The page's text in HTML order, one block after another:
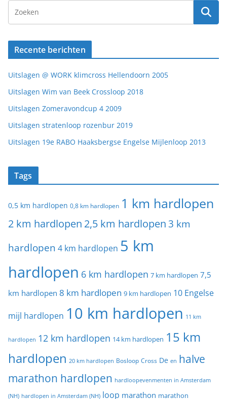
Recente berichten
Uitslagen @ WORK klimcross Hellendoorn 2005
Uitslagen Wim van Beek Crossloop 2018
Uitslagen Zomeravondcup 4 2009
Uitslagen stratenloop rozenbur 2019
Uitslagen 19e RABO Haaksbergse Engelse Mijlenloop 2013
Tags
0,5 km hardlopen 0,8 km hardlopen 1 km hardlopen
2 km hardlopen 2,5 km hardlopen 3 km
hardlopen 4 km hardlopen 5 km
hardlopen 6 km hardlopen 7 km hardlopen 7,5
km hardlopen 8 km hardlopen 9 km hardlopen 10 Engelse
mijl hardlopen 10 km hardlopen 11 km
hardlopen 12 km hardlopen 14 km hardlopen 15 km
hardlopen 20 km hardlopen Bosloop Cross De en halve
marathon hardlopen hardloopevenmenten in Amsterdam
(NH) hardlopen in Amsterdam (NH) loop marathon marathon